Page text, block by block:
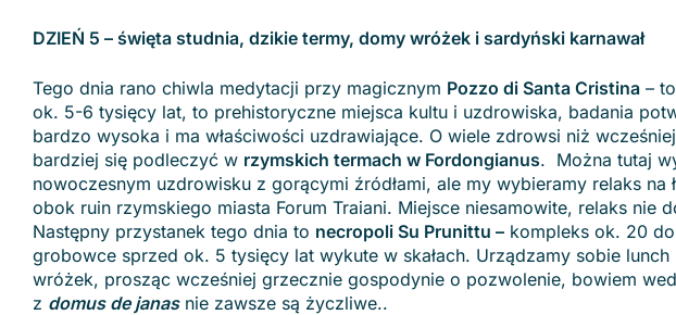
DZIEŃ 5 – święta studnia, dzikie termy, domy wróżek i sardyński karnawał
Tego dnia rano chiwla medytacji przy magicznym Pozzo di Santa Cristina –
ok. 5-6 tysięcy lat, to prehistoryczne miejsca kultu i uzdrowiska, badania
bardzo wysoka i ma właściwości uzdrawiające. O wiele zdrowsi niż
bardziej się podleczyć w rzymskich termach w Fordongianus. Można tutaj
nowoczesnym uzdrowisku z gorącymi źródłami, ale my wybieramy relaks na
obok ruin rzymskiego miasta Forum Traiani. Miejsce niesamowite, relaks nie
Następny przystanek tego dnia to necropoli Su Prunittu – kompleks ok. 20
grobowce sprzed ok. 5 tysięcy lat wykute w skałach. Urządzamy sobie
wróżek, prosząc wcześniej grzecznie gospodynie o pozwolenie, bowiem
z domus de janasnie zawsze są życzliwe..